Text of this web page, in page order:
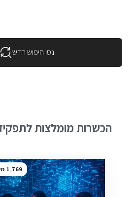
נסו חיפוש חדש
הכשרות מומלצות
1,769